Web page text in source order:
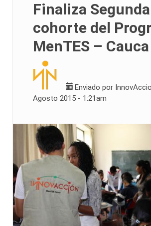
Finaliza Segunda
cohorte del
MenTES – Cauca
Enviado por
Agosto 2015 - 1:21am